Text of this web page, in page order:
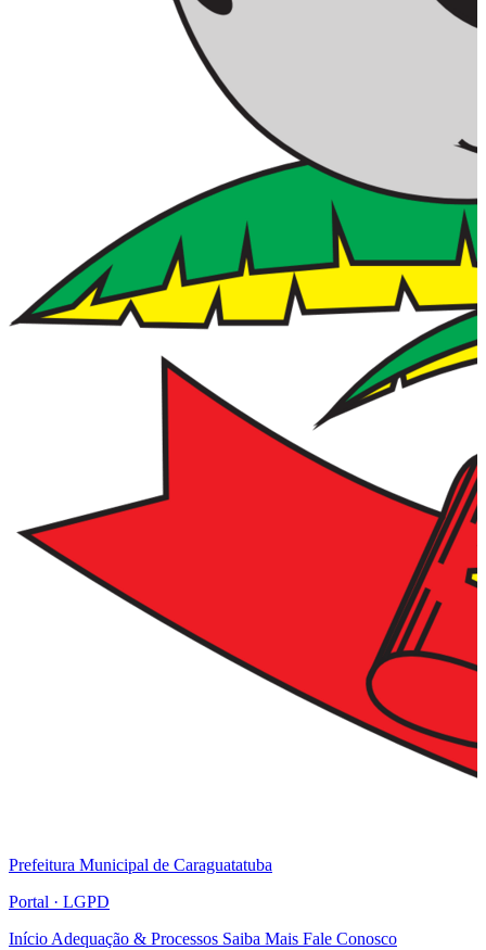
Prefeitura Municipal de Caraguatatuba
Portal · LGPD
Início Adequação & Processos Saiba Mais Fale Conosco